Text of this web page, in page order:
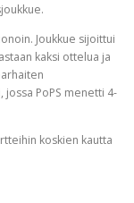
Joukkue sijoittui
kaksi ottelua ja
PoPS menetti 4-
koskien kautta